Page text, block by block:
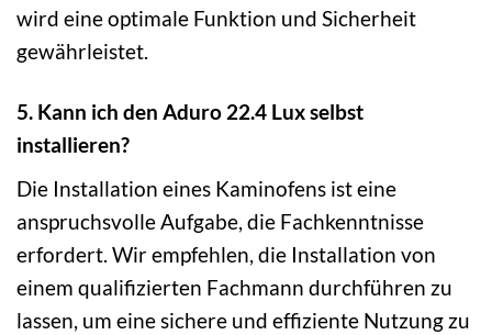
wird eine optimale Funktion und Sicherheit
gewährleistet.
5. Kann ich den Aduro 22.4 Lux selbst
installieren?
Die Installation eines Kaminofens ist eine
anspruchsvolle Aufgabe, die Fachkenntnisse
erfordert. Wir empfehlen, die Installation von
einem qualifizierten Fachmann durchführen zu
lassen, um eine sichere und effiziente Nutzung zu